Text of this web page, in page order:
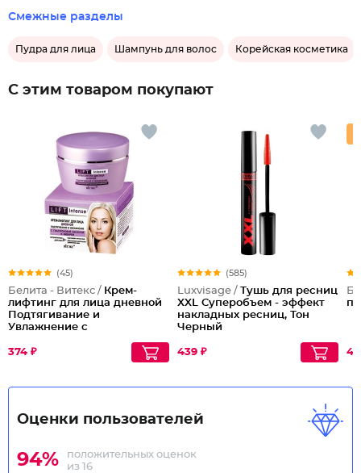
Смежные разделы
Пудра для лица Шампунь для волос Корейская косметика
С этим товаром покупают
(45)
Белита - Витекс / Крем-
лифтинг для лица дневной
Подтягивание и
Увлажнение с
374 ₽
(585)
Luxvisage / Тушь для ресниц
XXL Суперобъем - эффект
накладных ресниц, Тон
Черный
439 ₽
Оценки пользователей
94%
положительных оценок
из 16